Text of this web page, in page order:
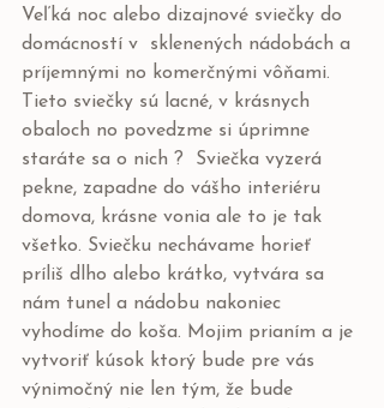
Veľká noc alebo dizajnové sviečky do
domácností v  sklenených nádobách a
príjemnými no komerčnými vôňami.
Tieto sviečky sú lacné, v krásnych
obaloch no povedzme si úprimne
staráte sa o nich ?  Sviečka vyzerá
pekne, zapadne do vášho interiéru
domova, krásne vonia ale to je tak
všetko. Sviečku nechávame horieť
príliš dlho alebo krátko, vytvára sa
nám tunel a nádobu nakoniec
vyhodíme do koša. Mojim prianím a je
vytvoriť kúsok ktorý bude pre vás
výnimočný nie len tým, že bude